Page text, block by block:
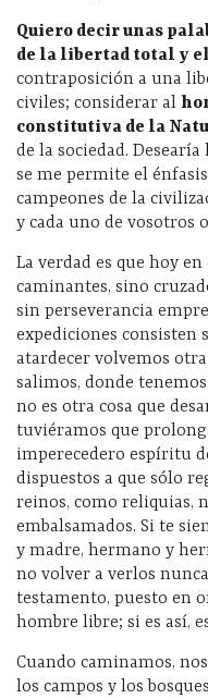
Quiero decir unas
de la libertad total y
contraposición a una
civiles; considerar al
constitutiva de la
de la sociedad.
se me permite el
campeones de la
y cada uno de vosotros
La verdad es que hoy
caminantes, sino
sin perseverancia
expediciones consisten
atardecer volvemos
salimos, donde
no es otra cosa que
tuviéramos que
imperecedero espíritu
dispuestos a que sólo
reinos, como reliquias,
embalsamados. Si te
y madre, hermano y
no volver a verlos
testamento, puesto en
hombre libre; si es así,
Cuando caminamos,
los campos y los